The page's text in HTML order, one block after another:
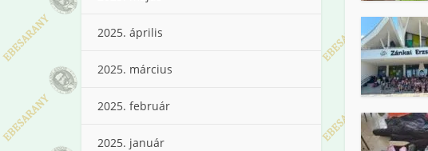
2025. április
2025. március
2025. február
2025. január